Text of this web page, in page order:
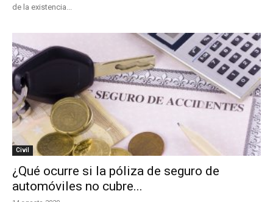
de la existencia...
Civil
¿Qué ocurre si la póliza de seguro de
automóviles no cubre...